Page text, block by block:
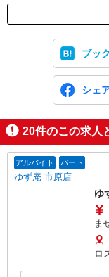
ブッ
シェ
20件のこの求人
アルバイト パート
ゆず庵 市原店
ゆ
ま
ロ